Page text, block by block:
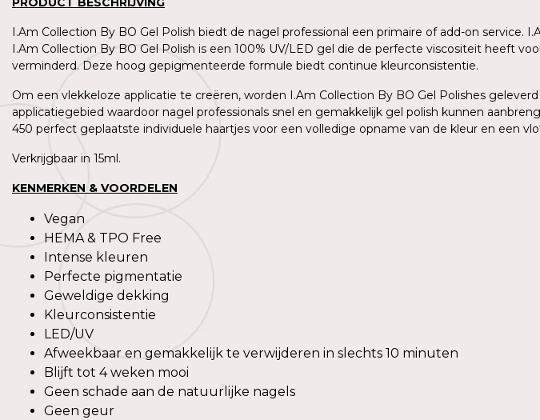
I.Am Collection By BO Gel Polish biedt de nagel professional een primaire of add-on
I.Am Collection By BO Gel Polish is een 100% UV/LED gel die de perfecte viscositeit heeft
verminderd. Deze hoog gepigmenteerde formule biedt continue kleurconsistentie.
Om een vlekkeloze applicatie te creëren, worden I.Am Collection By BO Gel Polishes
applicatiegebied waardoor nagel professionals snel en gemakkelijk gel polish kunnen
450 perfect geplaatste individuele haartjes voor een volledige opname van de kleur en een
Verkrijgbaar in 15ml.
KENMERKEN & VOORDELEN
Vegan
HEMA & TPO Free
Intense kleuren
Perfecte pigmentatie
Geweldige dekking
Kleurconsistentie
LED/UV
Afweekbaar en gemakkelijk te verwijderen in slechts 10 minuten
Blijft tot 4 weken mooi
Geen schade aan de natuurlijke nagels
Geen geur